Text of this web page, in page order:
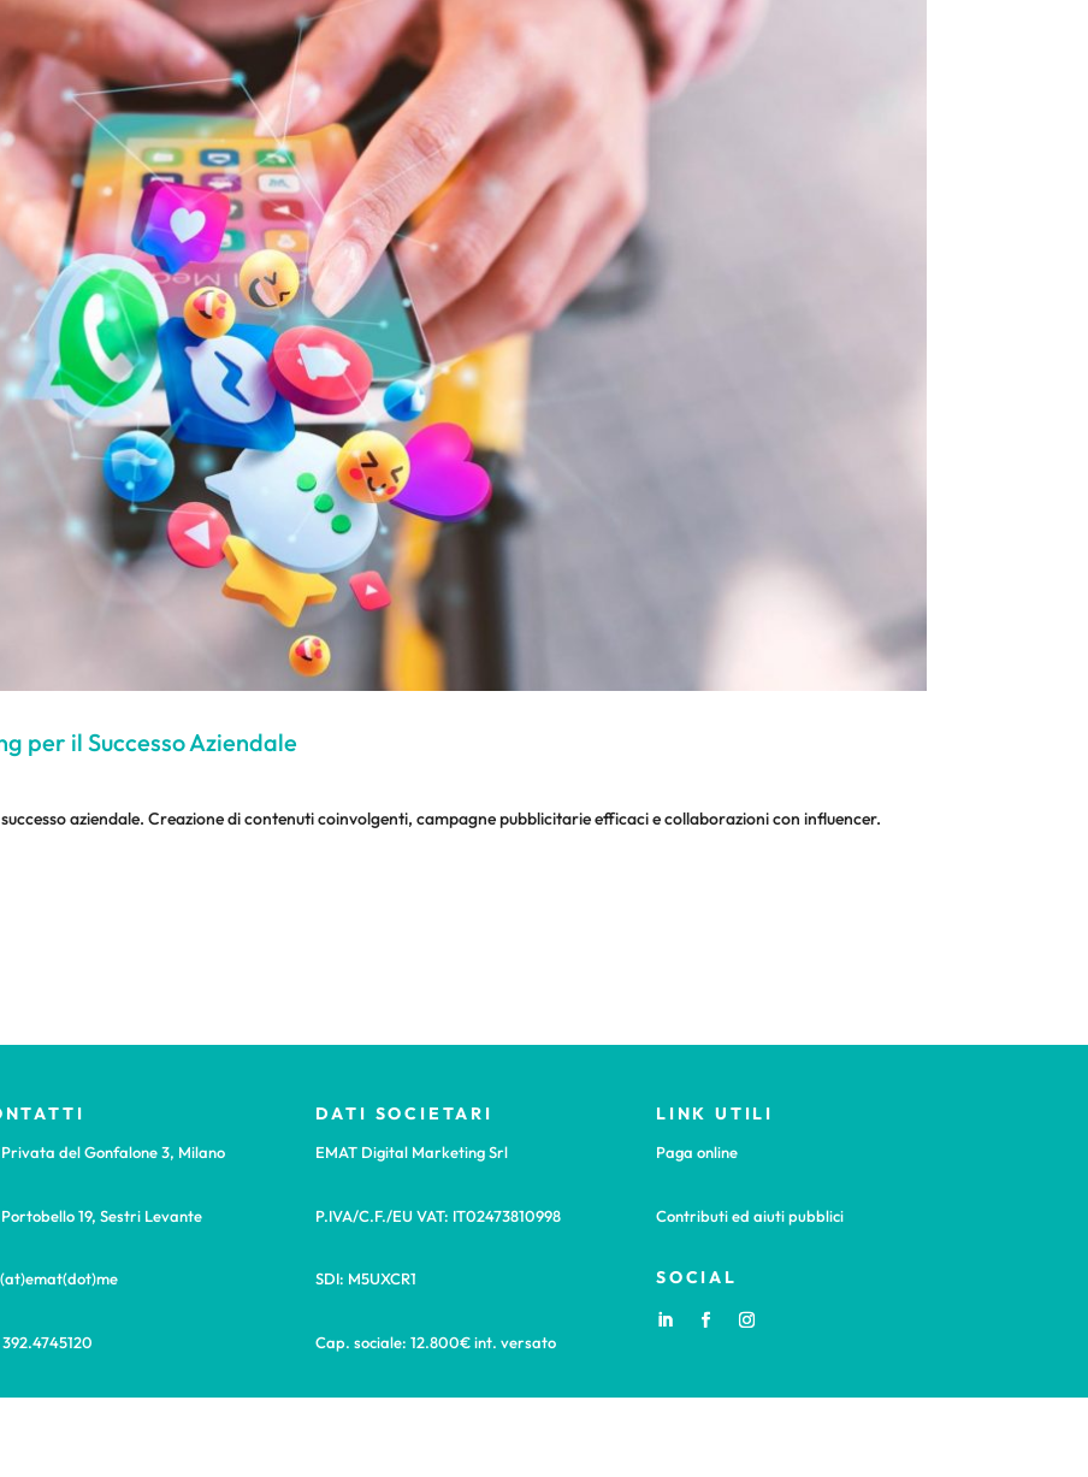
per il Successo Aziendale
aziendale. Creazione di contenuti coinvolgenti, campagne pubblicitarie efficaci e collaborazioni con influencer.
del Gonfalone 3, Milano
19, Sestri Levante
DATI SOCIETARI
EMAT Digital Marketing Srl
P.IVA/C.F./EU VAT: IT02473810998
SDI: M5UXCR1
Cap. sociale: 12.800€ int. versato
LINK UTILI
Paga online
Contributi ed aiuti pubblici
SOCIAL